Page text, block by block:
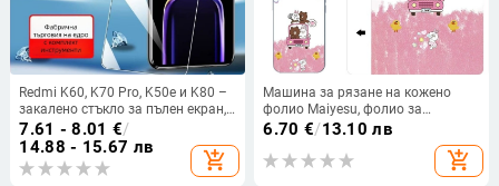
Redmi K60, K70 Pro, K50e и K80 –
закалено стъкло за пълен екран,
протектор за дисплея, анти-синя
светлина, удароустойчив
7.61 - 8.01 €/
14.88 - 15.67 лв
add_shopping_cart
Машина за рязане на кожено
фолио Maiyesu, фолио за
мобилни телефони с шарка на
телешка кожа, нова машина за
рязане на фолио, специално
фолио, устойчиво на изпотяване
6.70 €/13.10 лв
add_shopping_cart